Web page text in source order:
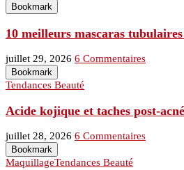
Bookmark
10 meilleurs mascaras
juillet 29, 2026 6 Commentaires
Bookmark
Tendances Beauté
Acide kojique et taches post-
juillet 28, 2026 6 Commentaires
Bookmark
MaquillageTendances Beauté